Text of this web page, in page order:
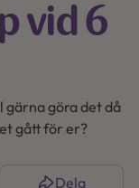
vid 6
gärna göra det då
gått för er?
Dela